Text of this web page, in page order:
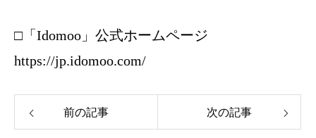
□「Idomoo」公式ホームページ
https://jp.idomoo.com/
前の記事 次の記事